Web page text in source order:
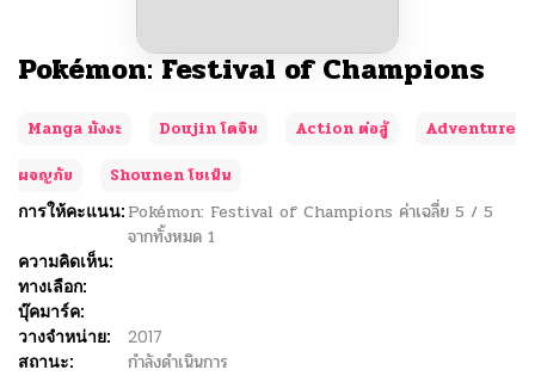
Pokémon: Festival of Champions
Manga มังงะ Doujin โดจิน Action ต่อสู้
Adventure
ผจญภัย
Shounen โชเน็น
การให้คะแนน: Pokémon: Festival of Champions ค่าเฉลี่ย 5 / 5
จากทั้งหมด 1
ความคิดเห็น:
ทางเลือก:
บุ๊คมาร์ค:
วางจำหน่าย:
2017
สถานะ:
กำลังดำเนินการ